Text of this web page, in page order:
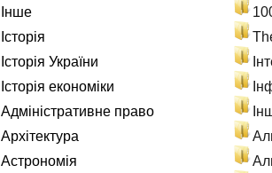
Інше
Історія
Історія України
Історія економіки
Адміністративне право
Архітектура
Астрономія